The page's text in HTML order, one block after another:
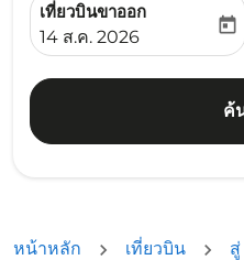
เที่ยวบินขาออก
fc-booking-departure-
14 ส.ค. 2026
today
ค้
หน้าหลัก เที่ยวบิน สู่